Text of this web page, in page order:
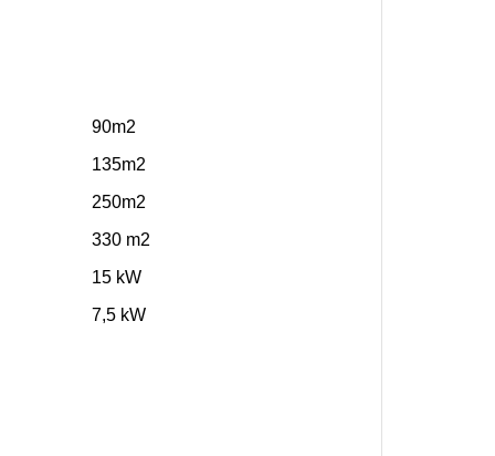
90m2
135m2
250m2
330 m2
15 kW
7,5 kW